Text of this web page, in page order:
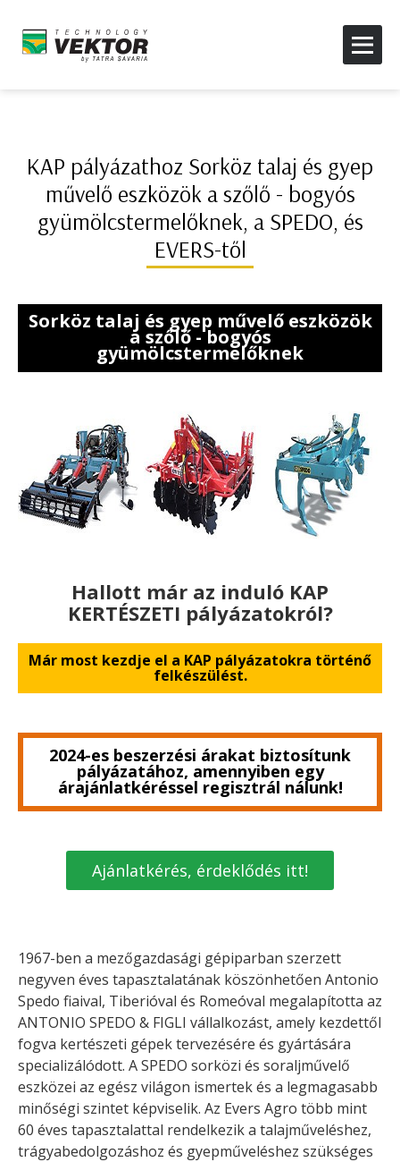
KAP pályázathoz Sorköz talaj és gyep
művelő eszközök a szőlő - bogyós
gyümölcstermelőknek, a SPEDO, és
EVERS-től
Sorköz talaj és gyep művelő eszközök
a szőlő - bogyós
gyümölcstermelőknek
Hallott már az induló KAP
KERTÉSZETI pályázatokról?
Már most kezdje el a KAP pályázatokra történő
felkészülést.
2024-es beszerzési árakat biztosítunk
pályázatához, amennyiben egy
árajánlatkéréssel regisztrál nálunk!
Ajánlatkérés, érdeklődés itt!
1967-ben a mezőgazdasági gépiparban szerzett
negyven éves tapasztalatának köszönhetően Antonio
Spedo fiaival, Tiberióval és Romeóval megalapította az
ANTONIO SPEDO & FIGLI vállalkozást, amely kezdettől
fogva kertészeti gépek tervezésére és gyártására
specializálódott. A SPEDO sorközi és soraljművelő
eszközei az egész világon ismertek és a legmagasabb
minőségi szintet képviselik. Az Evers Agro több mint
60 éves tapasztalattal rendelkezik a talajműveléshez,
trágyabedolgozáshoz és gyepműveléshez szükséges